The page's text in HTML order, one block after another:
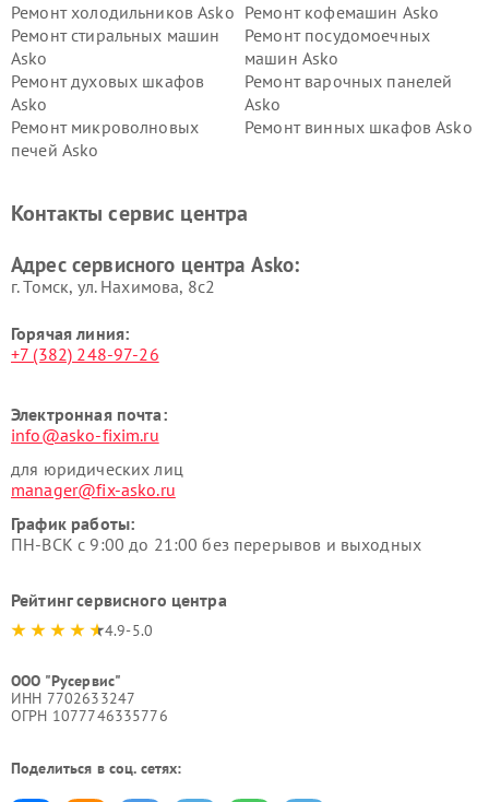
Ремонт холодильников Asko Ремонт кофемашин Asko
Ремонт стиральных машин
Asko
Ремонт посудомоечных
машин Asko
Ремонт духовых шкафов
Asko
Ремонт варочных панелей
Asko
Ремонт микроволновых
печей Asko
Ремонт винных шкафов Asko
Ремонт подогревателей
Ремонт промышленных
Asko
Контакты сервис центра
Адрес сервисного центра Asko:
г. Томск, ул. Нахимова, 8с2
Горячая линия:
+7 (382) 248-97-26
Электронная почта:
info@asko-fixim.ru
для юридических лиц
manager@fix-asko.ru
График работы:
ПН-ВСК с 9:00 до 21:00 без перерывов и выходных
Рейтинг сервисного центра
4.9-5.0
ООО "Русервис"
ИНН 7702633247
ОГРН 1077746335776
Поделиться в соц. сетях: